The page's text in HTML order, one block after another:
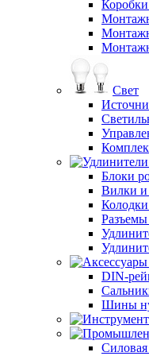
Свет
Блоки
Вилки и
DIN-
Шины